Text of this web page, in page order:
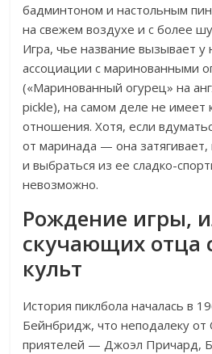
бадминтоном и настольным
на свежем воздухе и с более
Игра, чье название вызывает
ассоциации с маринованными
(«Маринованный огурец» на
pickle), на самом деле не имеет
отношения. Хотя, если
от маринада — она
и выбраться из ее сладко-
невозможно.
Рождение игры,
скучающих отца
культ
История пиклбола началась в
Бейнбридж, что неподалеку от
приятелей — Джоэл Причард,